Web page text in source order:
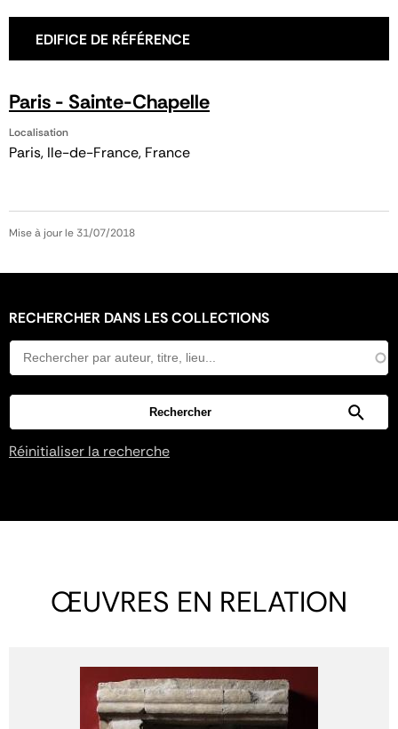
EDIFICE DE RÉFÉRENCE
Paris - Sainte-Chapelle
Localisation
Paris, Ile-de-France, France
Mise à jour le 31/07/2018
RECHERCHER DANS LES COLLECTIONS
Réinitialiser la recherche
ŒUVRES EN RELATION